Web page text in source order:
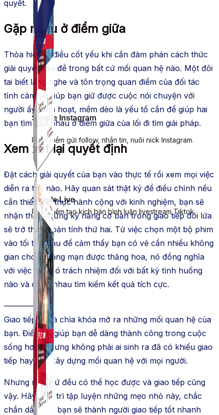
Simple Live
Phần mềm tạo kịch bản bình luận livestream Tiktok
Simple Instagram
Phần mềm gửi follow, nhắn tin, nuôi nick Instagram.
quyết.
Gặp nhau ở điểm giữa
Thỏa hiệp là điều cốt yếu khi cần đàm phán cách thức
giải quyết vấn đề trong bất cứ mối quan hệ nào. Một đôi
tai biết lắng nghe và tôn trọng quan điểm của đối tác
tình cảm sẽ giúp bạn giữ được cuộc nói chuyện với
người ấy. Linh hoạt, mềm dẻo là yếu tố cần để giúp hai
bạn tìm gặp nhau ở điểm giữa của lối đi tìm giải pháp.
Xem xét lại quyết định
Đặt cách giải quyết của bạn vào thực tế rồi xem mọi việc
diễn ra thế nào. Hãy quan sát thật ký để điều chỉnh nếu
cần thiết. Với thực hành cộng với kinh nghiệm, bạn sẽ
nhận thấy những kỹ năng cơ bản trong giao tiếp đôi lứa
sẽ trở thành bản tính thứ hai. Từ việc chọn một bộ phim
vào tối thứ Sáu để cảm thấy bạn có vẻ cần nhiều không
gian cho sự lãng mạn được thăng hoa, nó đồng nghĩa
với việc bạn có trách nhiệm đối với bất kỳ tình huống
nào và cùng nhau tìm kiếm kết quả tích cực.
——————-
Giao tiếp tốt là chìa khóa mở ra những mối quan hệ của
bạn. Điều đó giúp bạn dễ dàng thành công trong cuộc
sống hơn. Nhưng không phải ai sinh ra đã có khiếu giao
tiếp hay biết xây dựng mối quan hệ với mọi người.
Nhưng mọi thứ đều có thể học được và giao tiếp cũng
vậy. Hãy kiên trì tập luyện những mẹo nhỏ này, chắc
chắn dần dần bạn sẽ thành người giao tiếp tốt nhanh